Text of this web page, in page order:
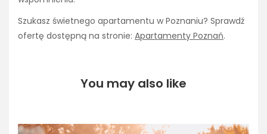
Szukasz świetnego apartamentu w Poznaniu? Sprawdź
ofertę dostępną na stronie: Apartamenty Poznań.
You may also like